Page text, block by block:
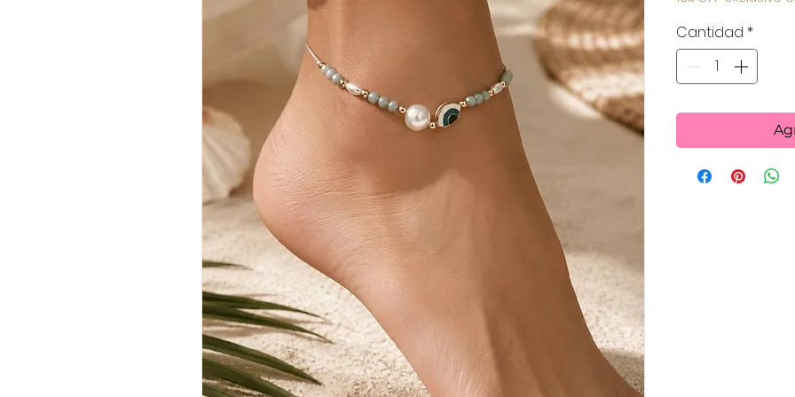
Cantidad *